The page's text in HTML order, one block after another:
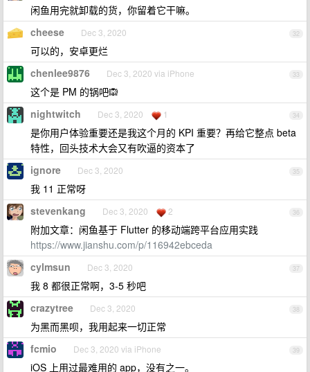
闲鱼用完就卸载的货，你留着它干嘛。
32
cheese Dec 3, 2020
可以的，安卓更烂
33
chenlee9876 Dec 3, 2020 via iPhone
这个是 PM 的锅吧🙉
34
nightwitch Dec 3, 2020 1
是你用户体验重要还是我这个月的 KPI 重要？再给它整点 beta
特性，回头技术大会又有吹逼的资本了
35
ignore Dec 3, 2020
我 11 正常呀
36
stevenkang Dec 3, 2020 2
附加文章：闲鱼基于 Flutter 的移动端跨平台应用实践
https://www.jianshu.com/p/116942ebceda
37
cylmsun Dec 3, 2020
我 8 都很正常啊，3-5 秒吧
38
crazytree Dec 3, 2020
为黑而黑呗，我用起来一切正常
39
fcmio Dec 3, 2020 via iPhone
iOS 上用过最难用的 app，没有之一。